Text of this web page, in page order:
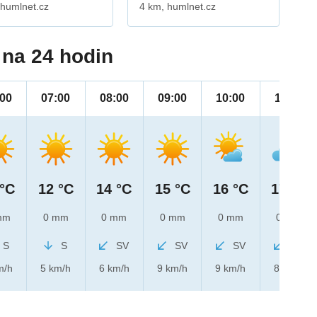
4 km, humlnet.cz
24 hodin
S
h
07:00
12 °C
0 mm
S
5 km/h
08:00
14 °C
0 mm
SV
6 km/h
09:00
15 °C
0 mm
SV
9 km/h
10:00
16 °C
0 mm
SV
9 km/h
11:00
17 °C
0 mm
8 km/h